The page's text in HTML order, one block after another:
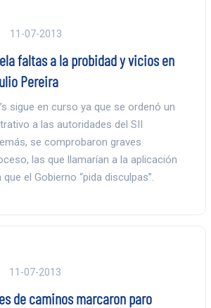
11-07-2013
faltas a la probidad y vicios en
Pereira
sigue en curso ya que se ordenó un
a las autoridades del SII
se comprobaron graves
las que llamarían a la aplicación
el Gobierno “pida disculpas”.
11-07-2013
de caminos marcaron paro